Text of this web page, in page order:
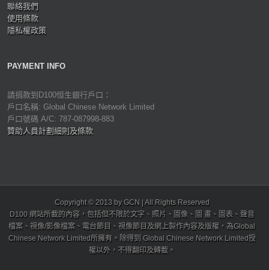
聯絡我們
使用條款
隱私權政策
PAYMENT INFO
請捐款到D100恒生銀行戶口：
戶口名稱: Global Chinese Network Limited
戶口號碼 A/C: 787-087998-883
贊助人員計劃細則及條款
Copyright © 2013 by GCN | All Rights Reserved
D100 網站所載的內容，包括但不限於文字、照片、圖像、圖 畫、圖表、聲音
檔案、視像/影像檔案、電台節目、視像節目及網上製作內容及版權，為Global
Chinese Network Limited所擁有。除得到 Global Chinese Network Limited授
權以外，不得翻印及轉載。